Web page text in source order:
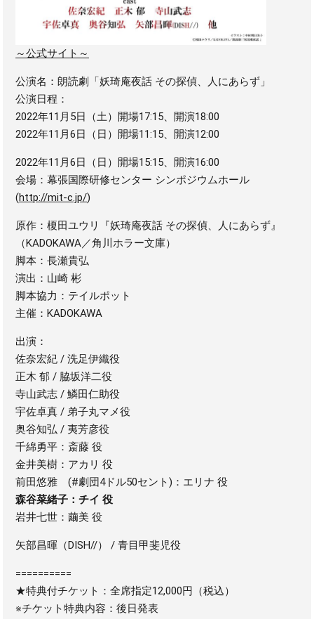
～公式サイト～
公演名：朗読劇「妖琦庵夜話 その探偵、人にあらず」
公演日程：
2022年11月5日（土）開場17:15、開演18:00
2022年11月6日（日）開場11:15、開演12:00
2022年11月6日（日）開場15:15、開演16:00
会場：幕張国際研修センター シンポジウムホール
(http://mit-c.jp/)
原作：榎田ユウリ『妖琦庵夜話 その探偵、人にあらず』
（KADOKAWA／角川ホラー文庫）
脚本：長瀬貴弘
演出：山崎 彬
脚本協力：テイルポット
主催：KADOKAWA
出演：
佐奈宏紀 / 洗足伊織役
正木 郁 / 脇坂洋二役
寺山武志 / 鱗田仁助役
宇佐卓真 / 弟子丸マメ役
奥谷知弘 / 夷芳彦役
千綿勇平：斎藤 役
金井美樹：アカリ 役
前田悠雅 (#劇団4ドル50セント)：エリナ 役
森谷菜緒子：チイ 役
岩井七世：繭美 役
矢部昌暉（DISH//） / 青目甲斐児役
==========
★特典付チケット：全席指定12,000円（税込）
※チケット特典内容：後日発表